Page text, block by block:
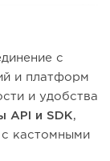
с
и платформ
и удобства
API и SDK,
с кастомными